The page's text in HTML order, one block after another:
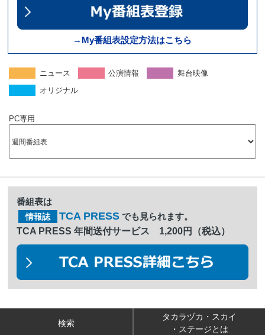
→My番組表設定方法はこちら
ニュース 公演情報
舞台映像
オリジナル
PC専用
番組表は
情報誌 TCA PRESS でも見られます。
TCA PRESS 年間送付サービス 1,200円（税込）
検索
タカラヅカ・スカイ
・ステージとは